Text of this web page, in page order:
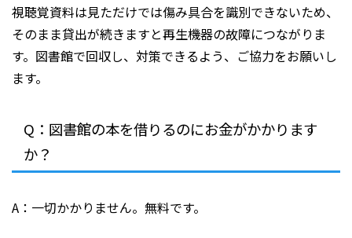
視聴覚資料は見ただけでは傷み具合を識別できないため、
そのまま貸出が続きますと再生機器の故障につながりま
す。図書館で回収し、対策できるよう、ご協力をお願いし
ます。
Q：図書館の本を借りるのにお金がかかります
か？
A：一切かかりません。無料です。